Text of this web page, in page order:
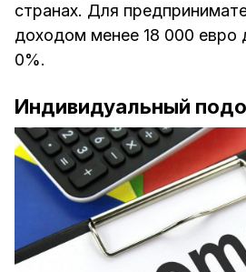
странах. Для
доходом менее 18 000 евро
0%.
Индивидуальный